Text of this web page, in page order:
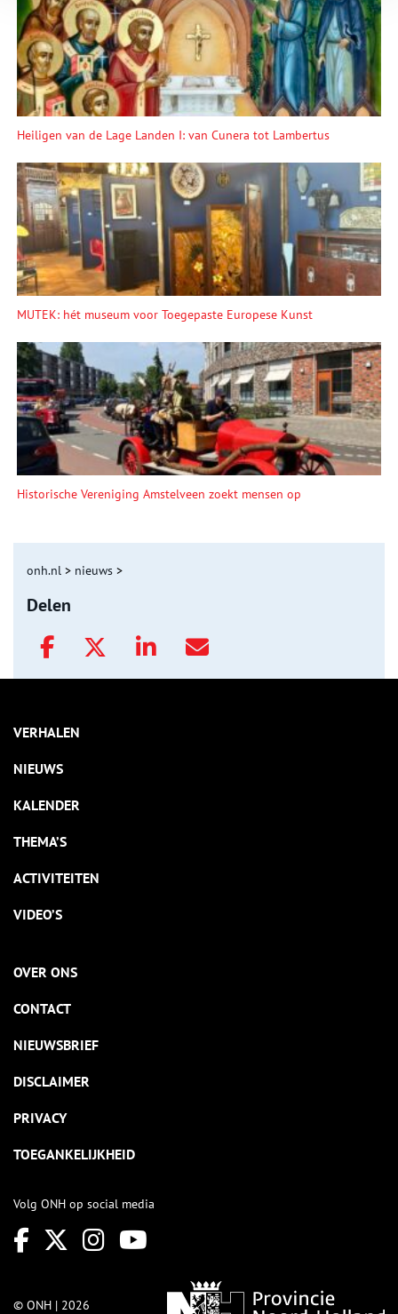
Heiligen van de Lage Landen I: van Cunera tot Lambertus
MUTEK: hét museum voor Toegepaste Europese Kunst
Historische Vereniging Amstelveen zoekt mensen op
onh.nl > nieuws >
Delen
VERHALEN
NIEUWS
KALENDER
THEMA’S
ACTIVITEITEN
VIDEO’S
OVER ONS
CONTACT
NIEUWSBRIEF
DISCLAIMER
PRIVACY
TOEGANKELIJKHEID
Volg ONH op social media
© ONH | 2026